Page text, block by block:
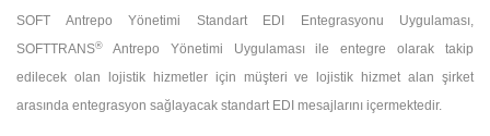
SOFT Antrepo Yönetimi Standart EDI Entegrasyonu Uygulaması,
SOFTTRANS®
Antrepo Yönetimi Uygulaması ile entegre olarak takip
edilecek olan lojistik hizmetler için müşteri ve lojistik hizmet alan şirket
arasında entegrasyon sağlayacak standart EDI mesajlarını içermektedir.